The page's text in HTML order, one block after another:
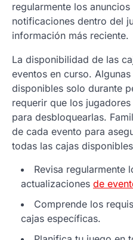
regularmente los
notificaciones dentro del
información más reciente.
La disponibilidad de las
eventos en curso.
disponibles solo durante
requerir que los
para desbloquearlas.
de cada evento para
todas las cajas
Revisa regularmente
actualizaciones de
Comprende los
cajas específicas.